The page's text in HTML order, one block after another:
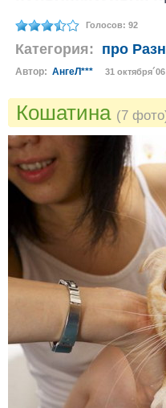
Голосов: 92
Категория: про
Автор: АнгеЛ*** 31
Кошатина (7